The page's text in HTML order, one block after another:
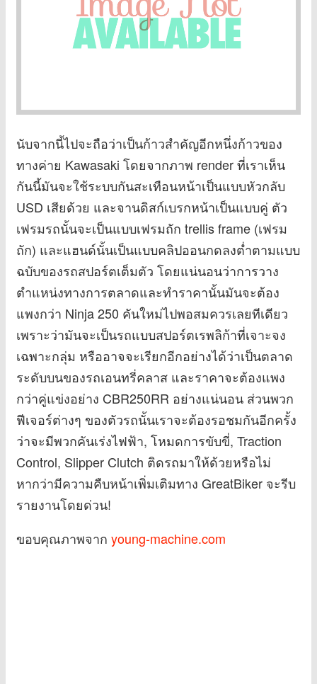
นับจากนี้ไปจะถือว่าเป็นก้าวสำคัญอีกหนึ่งก้าวของ
ทางค่าย Kawasaki โดยจากภาพ render ที่เราเห็น
กันนี้มันจะใช้ระบบกันสะเทือนหน้าเป็นแบบหัวกลับ
USD เสียด้วย และจานดิสก์เบรกหน้าเป็นแบบคู่ ตัว
เฟรมรถนั้นจะเป็นแบบเฟรมถัก trellis frame (เฟรม
ถัก) และแฮนด์นั้นเป็นแบบคลิปออนกดลงต่ำตามแบบ
ฉบับของรถสปอร์ตเต็มตัว โดยแน่นอนว่าการวาง
ตำแหน่งทางการตลาดและทำราคานั้นมันจะต้อง
แพงกว่า Ninja 250 คันใหม่ไปพอสมควรเลยทีเดียว
เพราะว่ามันจะเป็นรถแบบสปอร์ตเรพลิก้าที่เจาะจง
เฉพาะกลุ่ม หรืออาจจะเรียกอีกอย่างได้ว่าเป็นตลาด
ระดับบนของรถเอนทรี่คลาส และราคาจะต้องแพง
กว่าคู่แข่งอย่าง CBR250RR อย่างแน่นอน ส่วนพวก
ฟีเจอร์ต่างๆ ของตัวรถนั้นเราจะต้องรอชมกันอีกครั้ง
ว่าจะมีพวกคันเร่งไฟฟ้า, โหมดการขับขี่, Traction
Control, Slipper Clutch ติดรถมาให้ด้วยหรือไม่
หากว่ามีความคืบหน้าเพิ่มเติมทาง GreatBiker จะรีบ
รายงานโดยด่วน!
ขอบคุณภาพจาก young-machine.com